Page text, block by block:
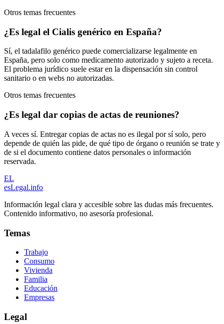
Otros temas frecuentes
¿Es legal el Cialis genérico en España?
Sí, el tadalafilo genérico puede comercializarse legalmente en
España, pero solo como medicamento autorizado y sujeto a receta.
El problema jurídico suele estar en la dispensación sin control
sanitario o en webs no autorizadas.
Otros temas frecuentes
¿Es legal dar copias de actas de reuniones?
A veces sí. Entregar copias de actas no es ilegal por sí solo, pero
depende de quién las pide, de qué tipo de órgano o reunión se trate y
de si el documento contiene datos personales o información
reservada.
EL
esLegal.info
Información legal clara y accesible sobre las dudas más frecuentes.
Contenido informativo, no asesoría profesional.
Temas
Trabajo
Consumo
Vivienda
Familia
Educación
Empresas
Legal